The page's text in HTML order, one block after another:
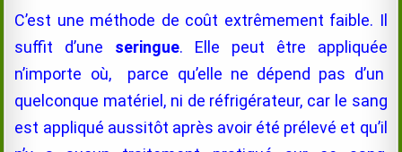
C’est une méthode de coût extrêmement faible. Il
suffit d’une seringue. Elle peut être appliquée
n’importe où, parce qu’elle ne dépend pas d’un
quelconque matériel, ni de réfrigérateur, car le sang
est appliqué aussitôt après avoir été prélevé et qu’il